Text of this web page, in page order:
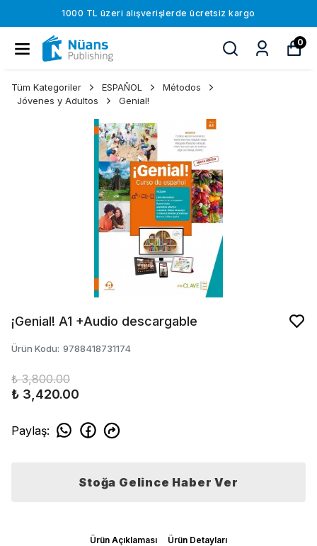
1000 TL üzeri alışverişlerde ücretsiz kargo
0
Tüm Kategoriler ESPAÑOL
Métodos
Jóvenes y Adultos
Genial!
¡Genial! A1 +Audio descargable
Ürün Kodu: 9788418731174
₺ 3,800.00
₺ 3,420.00
Paylaş:
Stoğa Gelince Haber Ver
Ürün Açıklaması Ürün Detayları